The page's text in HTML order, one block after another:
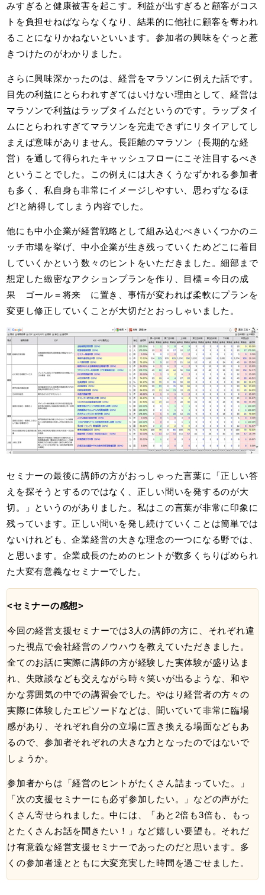
みすぎると健康被害を起こす。利益が出すぎると顧客がコス
トを負担せねばならなくなり、結果的に他社に顧客を奪われ
ることになりかねないといいます。参加者の興味をぐっと惹
きつけたのがわかりました。
さらに興味深かったのは、経営をマラソンに例えた話です。
目先の利益にとらわれすぎてはいけない理由として、経営は
マラソンで利益はラップタイムだというのです。ラップタイ
ムにとらわれすぎてマラソンを完走できずにリタイアしてし
まえば意味がありません。長距離のマラソン（長期的な経
営）を通して得られたキャッシュフローにこそ注目するべき
ということでした。この例えには大きくうなずかれる参加者
も多く、私自身も非常にイメージしやすい、思わずなるほ
ど!と納得してしまう内容でした。
他にも中小企業が経営戦略として組み込むべきいくつかのニ
ッチ市場を挙げ、中小企業が生き残っていくためどこに着目
していくかという数々のヒントをいただきました。細部まで
想定した緻密なアクションプランを作り、目標＝今日の成
果 ゴール＝将来 に置き、事情が変われば柔軟にプランを
変更し修正していくことが大切だとおっしゃいました。
セミナーの最後に講師の方がおっしゃった言葉に「正しい答
えを探そうとするのではなく、正しい問いを発するのが大
切。」というのがありました。私はこの言葉が非常に印象に
残っています。正しい問いを発し続けていくことは簡単では
ないけれども、企業経営の大きな理念の一つになる野では、
と思います。企業成長のためのヒントが数多くちりばめられ
た大変有意義なセミナーでした。
<セミナーの感想>
今回の経営支援セミナーでは3人の講師の方に、それぞれ違
った視点で会社経営のノウハウを教えていただきました。
全てのお話に実際に講師の方が経験した実体験が盛り込ま
れ、失敗談なども交えながら時々笑いが出るような、和や
かな雰囲気の中での講習会でした。やはり経営者の方々の
実際に体験したエピソードなどは、聞いていて非常に臨場
感があり、それぞれ自分の立場に置き換える場面などもあ
るので、参加者それぞれの大きな力となったのではないで
しょうか。
参加者からは「経営のヒントがたくさん詰まっていた。」
「次の支援セミナーにも必ず参加したい。」などの声がた
くさん寄せられました。中には、「あと2倍も3倍も、もっ
とたくさんお話を聞きたい！」など嬉しい要望も。それだ
け有意義な経営支援セミナーであったのだと思います。多
くの参加者達とともに大変充実した時間を過ごせました。